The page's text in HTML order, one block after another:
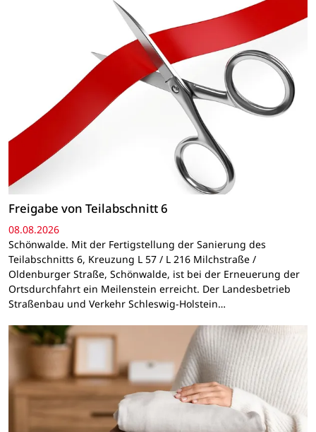
Freigabe von Teilabschnitt 6
08.08.2026
Schönwalde. Mit der Fertigstellung der Sanierung des
Teilabschnitts 6, Kreuzung L 57 / L 216 Milchstraße /
Oldenburger Straße, Schönwalde, ist bei der Erneuerung der
Ortsdurchfahrt ein Meilenstein erreicht. Der Landesbetrieb
Straßenbau und Verkehr Schleswig-Holstein…